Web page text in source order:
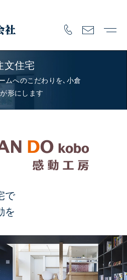
文住宅
ムへのこだわりを､小倉
形にします
で
を